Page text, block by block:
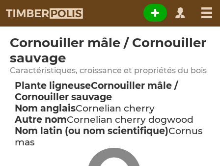
Cornouiller mâle / Cornouiller
sauvage
Caractéristiques, croissance et propriétés du bois
Plante ligneuseCornouiller mâle /
Cornouiller sauvage
Nom anglaisCornelian cherry
Autre nomCornelian cherry dogwood
Nom latin (ou nom scientifique)Cornus
mas